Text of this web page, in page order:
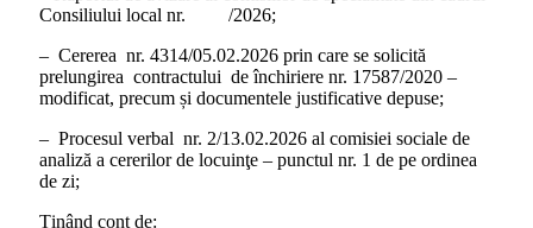
Consiliului local nr. /2026;
– Cererea nr. 4314/05.02.2026 prin care se solicită
prelungirea contractului de închiriere nr. 17587/2020 –
modificat, precum și documentele justificative depuse;
– Procesul verbal nr. 2/13.02.2026 al comisiei sociale de
analiză a cererilor de locuinţe – punctul nr. 1 de pe ordinea
de zi;
Ținând cont de: